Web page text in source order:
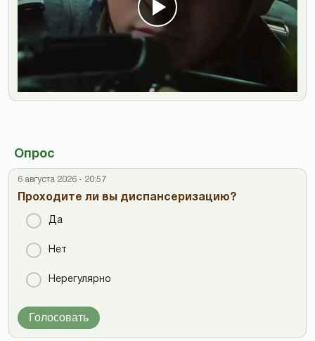
Опрос
6 августа 2026 - 20:57
Проходите ли вы диспансеризацию?
Да
Нет
Нерегулярно
Голосовать